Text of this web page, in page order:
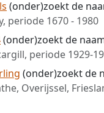
(onder)zoekt de
periode 1670 - 1980
(onder)zoekt de
periode 1929-
(onder)zoekt de
Overijssel,